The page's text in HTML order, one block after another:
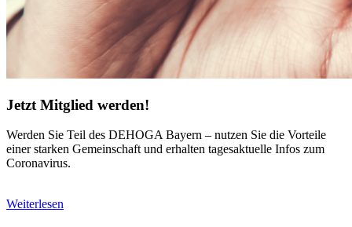
Jetzt Mitglied werden!
Werden Sie Teil des DEHOGA Bayern – nutzen Sie die Vorteile
einer starken Gemeinschaft und erhalten tagesaktuelle Infos zum
Coronavirus.
Weiterlesen